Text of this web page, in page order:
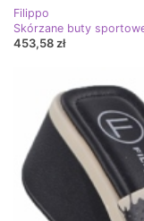
Filippo
453,58 zł